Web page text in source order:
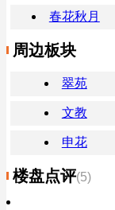
春花秋月
周边板块
翠苑
文教
申花
楼盘点评(5)